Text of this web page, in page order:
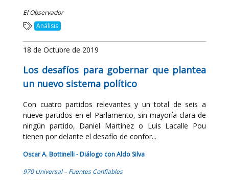
El Observador
Análisis
18 de Octubre de 2019
Los desafíos para gobernar que plantea
un nuevo sistema político
Con cuatro partidos relevantes y un total de seis a
nueve partidos en el Parlamento, sin mayoría clara de
ningún partido, Daniel Martínez o Luis Lacalle Pou
tienen por delante el desafío de confor...
Oscar A. Bottinelli - Diálogo con Aldo Silva
970 Universal – Fuentes Confiables